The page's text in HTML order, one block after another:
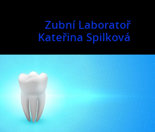
Zubní Laboratoř
Kateřina Spilková